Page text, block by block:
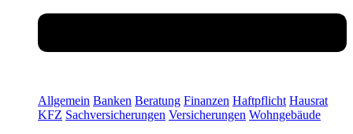
Allgemein Banken Beratung Finanzen Haftpflicht Hausrat
KFZ Sachversicherungen Versicherungen Wohngebäude